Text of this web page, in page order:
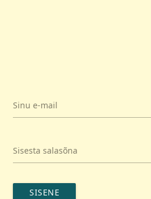
Sinu e-mail
Sisesta salasõna
SISENE